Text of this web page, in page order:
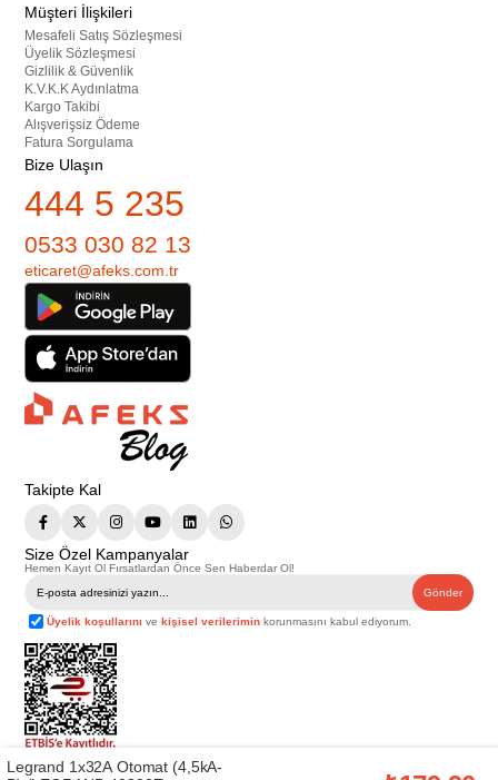
Müşteri İlişkileri
Mesafeli Satış Sözleşmesi
Üyelik Sözleşmesi
Gizlilik & Güvenlik
K.V.K.K Aydınlatma
Kargo Takibi
Alışverişsiz Ödeme
Fatura Sorgulama
Bize Ulaşın
444 5 235
0533 030 82 13
eticaret@afeks.com.tr
Takipte Kal
Size Özel Kampanyalar
Hemen Kayıt Ol Fırsatlardan Önce Sen Haberdar Ol!
Gönder
Üyelik koşullarını vekişisel verilerimin korunmasını kabul ediyorum.
Telif Hakkı © 2026Afeks Yapı Market . Tüm hakları saklıdır.
Legrand 1x32A Otomat (4,5kA-